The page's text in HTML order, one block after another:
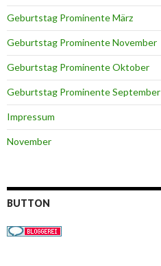
Geburtstag Prominente März
Geburtstag Prominente November
Geburtstag Prominente Oktober
Geburtstag Prominente September
Impressum
November
BUTTON